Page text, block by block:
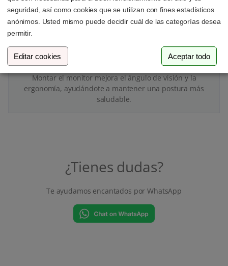
Montar el monitor mejora el ángulo de visión y la
ergonomía, ayudándote a mantener una postura más
saludable.
¿Tienes dudas?
Te ayudamos encantados por WhatsApp
seguridad, así como cookies que se utilizan con fines estadísticos
anónimos. Usted mismo puede decidir cuál de las categorías desea
permitir.
Editar cookies Aceptar todo